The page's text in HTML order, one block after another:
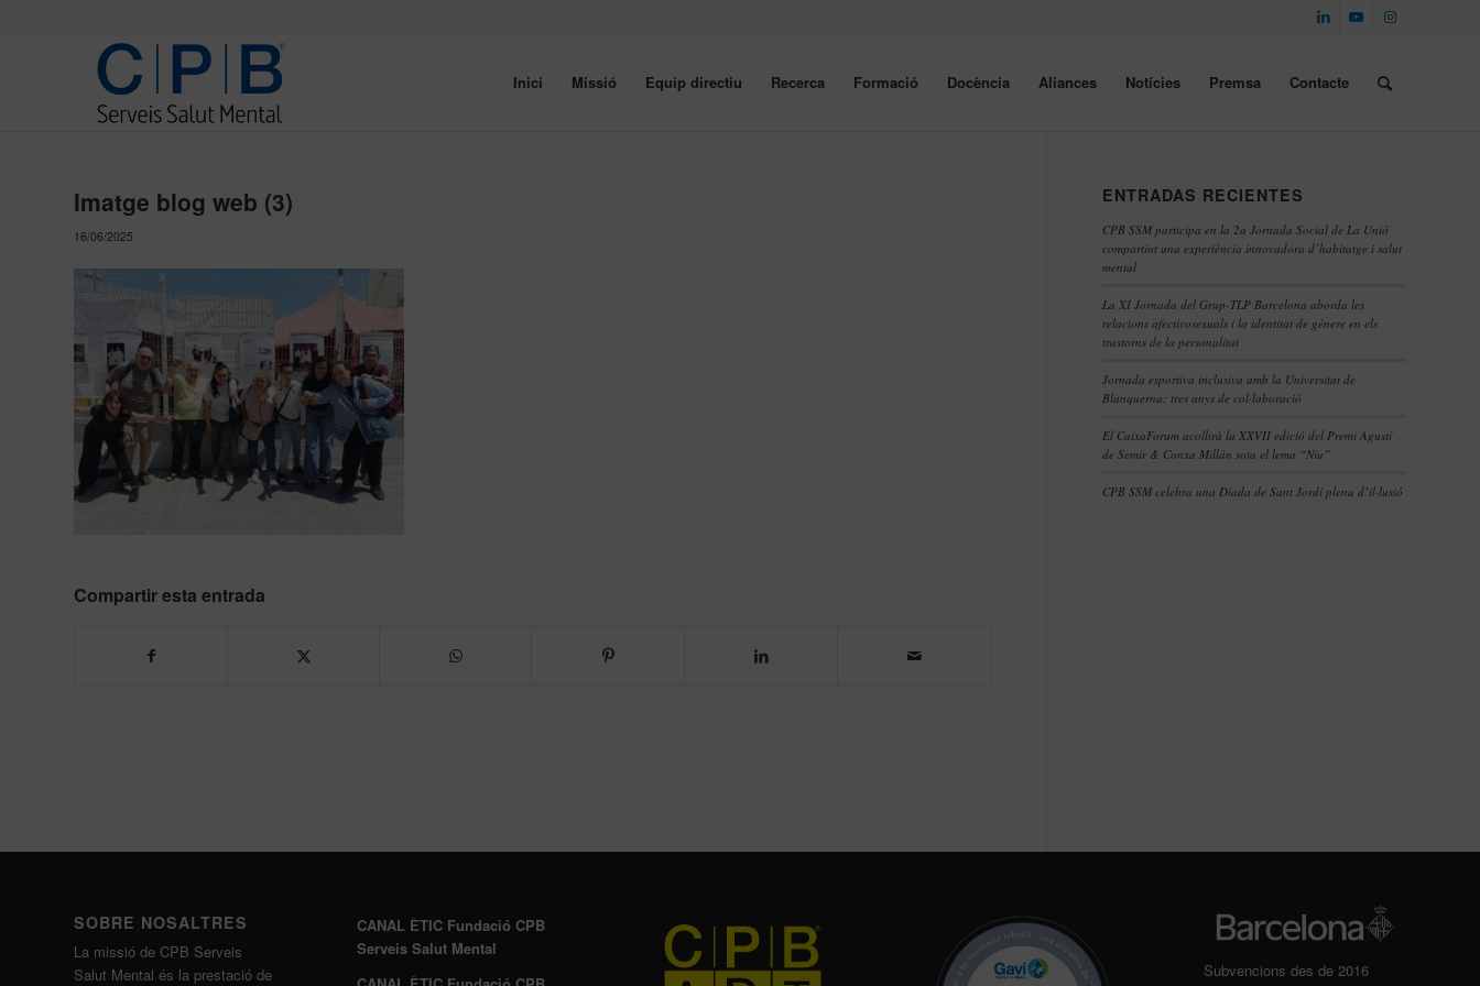
Inici Missió Equip directiu Recerca Formació Docència Aliances Notícies Premsa Contacte
Imatge blog web (3)
16/06/2025
Compartir esta entrada
ENTRADAS RECIENTES
CPB SSM participa en la 2a Jornada Social de La Unió
compartint una experiència innovadora d’habitatge i salut
mental
La XI Jornada del Grup-TLP Barcelona aborda les
relacions afectivosexuals i la identitat de gènere en els
trastorns de la personalitat
Jornada esportiva inclusiva amb la Universitat de
Blanquerna: tres anys de col·laboració
El CaixaForum acollirà la XXVII edició del Premi Agustí
de Semir & Conxa Millán sota el lema “Niu”
CPB SSM celebra una Diada de Sant Jordi plena d’il·lusió
SOBRE NOSALTRES
La missió de CPB Serveis
Salut Mental és la prestació de
CANAL ÈTIC Fundació CPB
Serveis Salut Mental
Subvencions des de 2016